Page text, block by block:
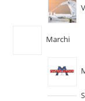
Marchi